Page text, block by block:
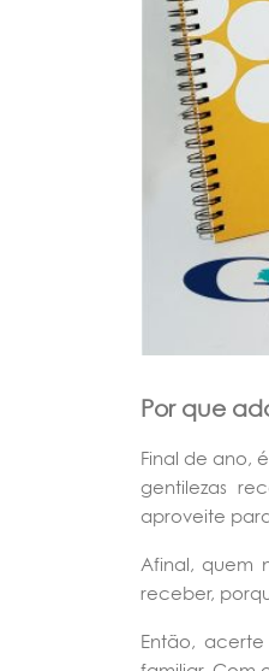
Por que
Final de ano,
gentilezas
aproveite
Afinal, quem
receber,
Então,